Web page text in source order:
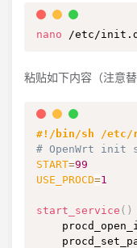
nano /etc/
粘贴如下内容（注意
#!/bin/sh /etc/
# OpenWrt
START=99
USE_PROCD=1
start_service ( )